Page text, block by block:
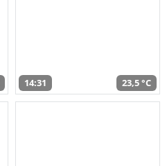
14:31 23,5 °C